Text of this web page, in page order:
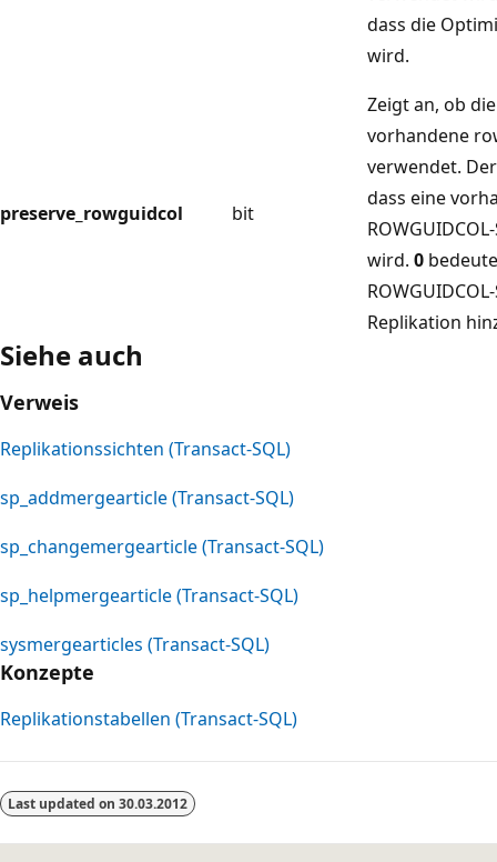
dass die
wird.
preserve_rowguidcol bit
Zeigt an, ob
vorhandene
verwendet.
dass eine
wird. 0
Replikation
Siehe auch
Verweis
Replikationssichten (Transact-SQL)
sp_addmergearticle (Transact-SQL)
sp_changemergearticle (Transact-SQL)
sp_helpmergearticle (Transact-SQL)
sysmergearticles (Transact-SQL)
Konzepte
Replikationstabellen (Transact-SQL)
Last updated on 30.03.2012